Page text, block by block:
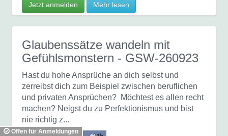
Jetzt anmelden Mehr lesen
Glaubenssätze wandeln mit
Gefühlsmonstern - GSW-260923
Hast du hohe Ansprüche an dich selbst und
zerreibst dich zum Beispiel zwischen beruflichen
und privaten Ansprüchen? Möchtest es allen recht
machen? Neigst du zu Perfektionismus und bist
nie richtig z...
Offen für Anmeldungen